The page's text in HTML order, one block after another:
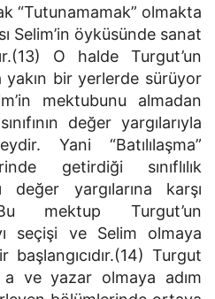
“Tutunamamak” olmakta
Selim’in öyküsünde sanat
O halde Turgut’un
bir yerlerde sürüyor
mektubunu almadan
değer yargılarıyla
Yani “Batılılaşma”
getirdiği sınıflılık
değer yargılarına karşı
mektup Turgut’un
seçişi ve Selim olmaya
başlangıcıdır.(14) Turgut
a ve yazar olmaya adım